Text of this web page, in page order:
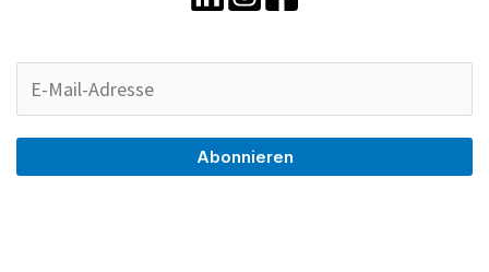
Abonnieren